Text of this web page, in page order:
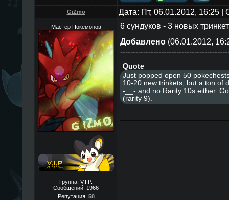
GiZmo Дата: Пт, 06.01.2012, 16:25
Мастер Покемонов
Группа: V.I.P.
Сообщений: 1966
Репутация: 58
6 сундуков - 3 новых
Добавлено(06.01.2012,
Quote
Just popped open 50
10-20 new trinkets, but a ton of
-__- and no Rarity 10s either.
(rarity 9).